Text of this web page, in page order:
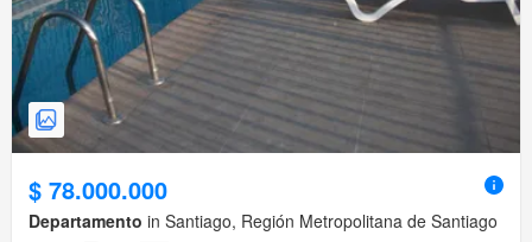
$ 78.000.000
Departamento in Santiago, Región Metropolitana de Santiago